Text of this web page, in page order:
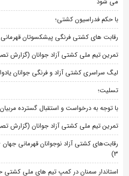
با حکم فدراسیون کشتی؛
رقابت های کشتی فرنگی پیشکسوتان
تمرین تیم ملی کشتی آزاد جوانان (گزارش
لیگ سراسری کشتی آزاد و فرنگی جوانان
تسلیت؛
با توجه به درخواست و استقبال گسترده
تمرین تیم ملی کشتی آزاد جوانان (گزارش
رقابت‌های کشتی آزاد نوجوانان قهرمانی
3)
استاندار سمنان در کمپ تیم های ملی کشتی